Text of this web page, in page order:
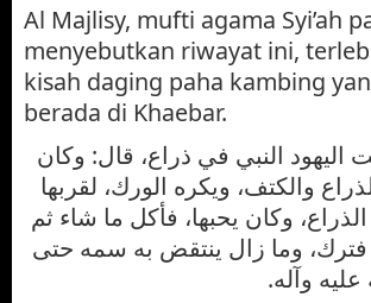
Al Majlisy, mufti agama Syi’ah
menyebutkan riwayat ini,
kisah daging paha kambing
berada di Khaebar.
النبي في ذراع، قال: وكان
والكتف، ويكره الورك، لقربها
وكان يحبها، فأكل ما شاء ثم
فترك، وما زال ينتقض به سمه حتى
وآله.